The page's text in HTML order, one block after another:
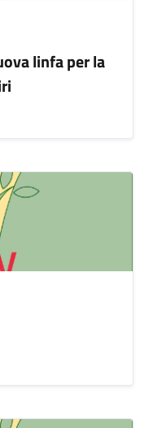
linfa per la